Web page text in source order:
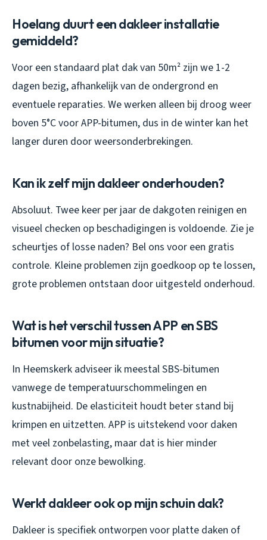
Hoelang duurt een dakleer installatie
gemiddeld?
Voor een standaard plat dak van 50m² zijn we 1-2
dagen bezig, afhankelijk van de ondergrond en
eventuele reparaties. We werken alleen bij droog weer
boven 5°C voor APP-bitumen, dus in de winter kan het
langer duren door weersonderbrekingen.
Kan ik zelf mijn dakleer onderhouden?
Absoluut. Twee keer per jaar de dakgoten reinigen en
visueel checken op beschadigingen is voldoende. Zie je
scheurtjes of losse naden? Bel ons voor een gratis
controle. Kleine problemen zijn goedkoop op te lossen,
grote problemen ontstaan door uitgesteld onderhoud.
Wat is het verschil tussen APP en SBS
bitumen voor mijn situatie?
In Heemskerk adviseer ik meestal SBS-bitumen
vanwege de temperatuurschommelingen en
kustnabijheid. De elasticiteit houdt beter stand bij
krimpen en uitzetten. APP is uitstekend voor daken
met veel zonbelasting, maar dat is hier minder
relevant door onze bewolking.
Werkt dakleer ook op mijn schuin dak?
Dakleer is specifiek ontworpen voor platte daken of